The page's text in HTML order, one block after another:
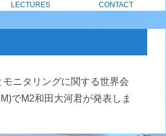
LECTURES CONTACT
ニタリングに関する世界会
でM2和田大河君が発表しま